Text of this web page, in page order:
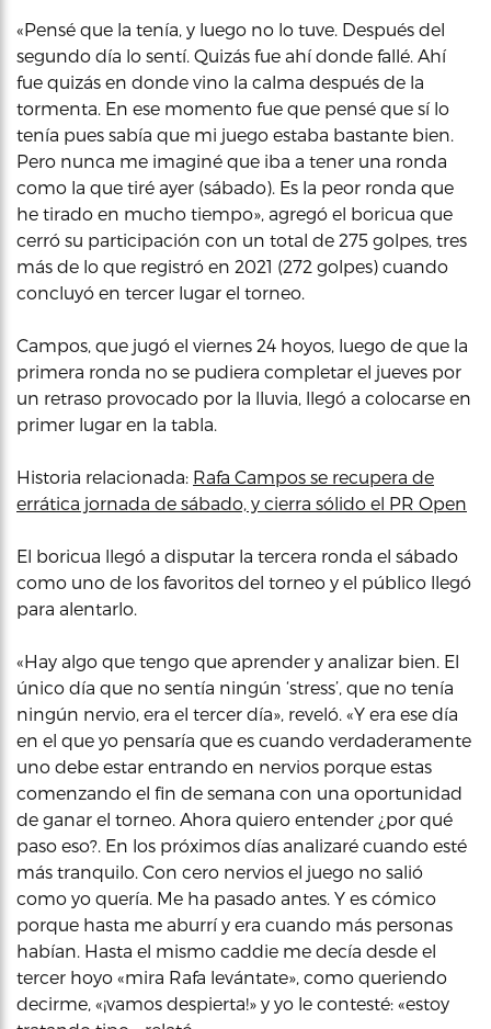
«Pensé que la tenía, y luego no lo tuve. Después del
segundo día lo sentí. Quizás fue ahí donde fallé. Ahí
fue quizás en donde vino la calma después de la
tormenta. En ese momento fue que pensé que sí lo
tenía pues sabía que mi juego estaba bastante bien.
Pero nunca me imaginé que iba a tener una ronda
como la que tiré ayer (sábado). Es la peor ronda que
he tirado en mucho tiempo», agregó el boricua que
cerró su participación con un total de 275 golpes, tres
más de lo que registró en 2021 (272 golpes) cuando
concluyó en tercer lugar el torneo.
Campos, que jugó el viernes 24 hoyos, luego de que la
primera ronda no se pudiera completar el jueves por
un retraso provocado por la lluvia, llegó a colocarse en
primer lugar en la tabla.
Historia relacionada: Rafa Campos se recupera de
errática jornada de sábado, y cierra sólido el PR Open
El boricua llegó a disputar la tercera ronda el sábado
como uno de los favoritos del torneo y el público llegó
para alentarlo.
«Hay algo que tengo que aprender y analizar bien. El
único día que no sentía ningún ‘stress’, que no tenía
ningún nervio, era el tercer día», reveló. «Y era ese día
en el que yo pensaría que es cuando verdaderamente
uno debe estar entrando en nervios porque estas
comenzando el fin de semana con una oportunidad
de ganar el torneo. Ahora quiero entender ¿por qué
paso eso?. En los próximos días analizaré cuando esté
más tranquilo. Con cero nervios el juego no salió
como yo quería. Me ha pasado antes. Y es cómico
porque hasta me aburrí y era cuando más personas
habían. Hasta el mismo caddie me decía desde el
tercer hoyo «mira Rafa levántate», como queriendo
decirme, «¡vamos despierta!» y yo le contesté: «estoy